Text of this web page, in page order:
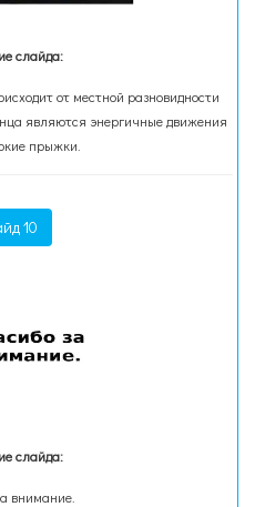
слайда:
от местной разновидности
являются энергичные движения
прыжки.
10
слайда:
внимание.